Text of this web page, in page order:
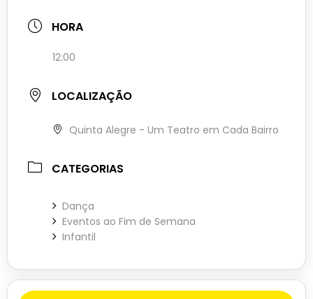
HORA
12:00
LOCALIZAÇÃO
Quinta Alegre - Um Teatro em Cada Bairro
CATEGORIAS
Dança
Eventos ao Fim de Semana
Infantil